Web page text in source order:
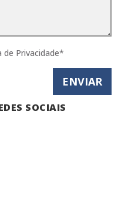
de Privacidade*
SOCIAIS